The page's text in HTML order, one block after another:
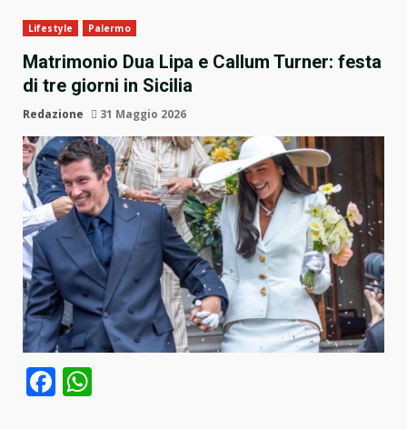
Lifestyle Palermo
Matrimonio Dua Lipa e Callum Turner: festa
di tre giorni in Sicilia
Redazione 31 Maggio 2026
Facebook